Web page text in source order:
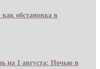
обстановка в
на 1 августа: Ночью в